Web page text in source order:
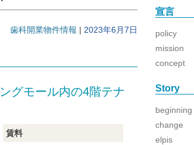
歯科開業物件情報 | 2023年6月7日
グモール内の4階テナ
賃料
宣言
policy
mission
concept
Story
beginning
change
elpis